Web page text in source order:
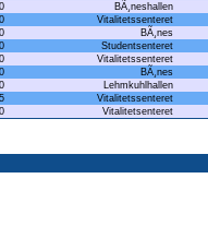
BÃ¸neshallen
Vitalitetssenteret
BÃ¸nes
Studentsenteret
Vitalitetssenteret
BÃ¸nes
Lehmkuhlhallen
Vitalitetssenteret
Vitalitetsenteret